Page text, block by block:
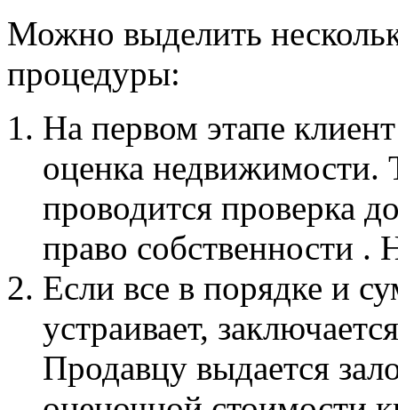
Можно выделить
процедуры:
На первом этапе
оценка недвижимости.
проводится проверка
право собственности .
Если все в порядке и
устраивает,
Продавцу выдается